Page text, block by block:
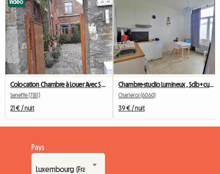
Vidéo
Seneffe (7181)
21 € / nuit
Chambre-studio Lumineux , Sdb+cusine Privee
Charleroi (6060)
39 € / nuit
Pays